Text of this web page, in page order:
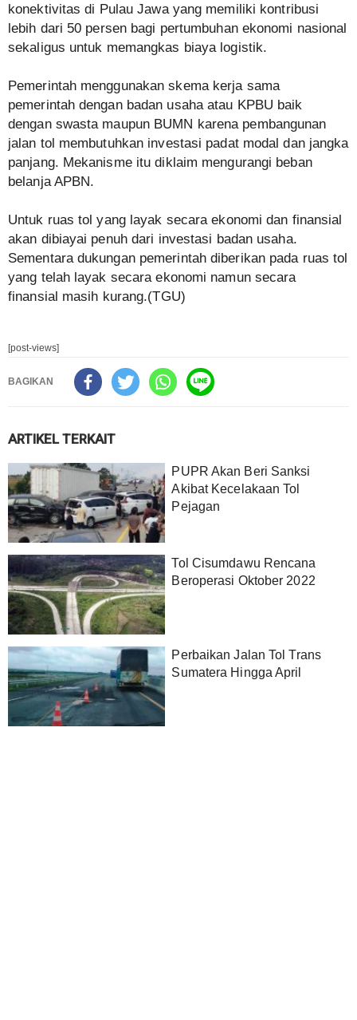
konektivitas di Pulau Jawa yang memiliki kontribusi
lebih dari 50 persen bagi pertumbuhan ekonomi nasional
sekaligus untuk memangkas biaya logistik.
Pemerintah menggunakan skema kerja sama
pemerintah dengan badan usaha atau KPBU baik
dengan swasta maupun BUMN karena pembangunan
jalan tol membutuhkan investasi padat modal dan jangka
panjang. Mekanisme itu diklaim mengurangi beban
belanja APBN.
Untuk ruas tol yang layak secara ekonomi dan finansial
akan dibiayai penuh dari investasi badan usaha.
Sementara dukungan pemerintah diberikan pada ruas tol
yang telah layak secara ekonomi namun secara
finansial masih kurang.(TGU)
[post-views]
BAGIKAN
ARTIKEL TERKAIT
PUPR Akan Beri Sanksi
Akibat Kecelakaan Tol
Pejagan
Tol Cisumdawu Rencana
Beroperasi Oktober 2022
Perbaikan Jalan Tol Trans
Sumatera Hingga April